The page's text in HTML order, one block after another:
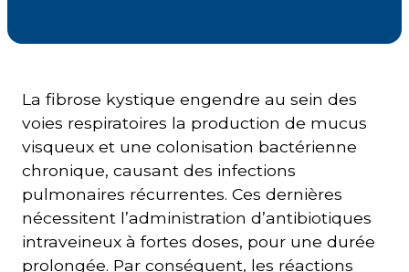
La fibrose kystique engendre au sein des
voies respiratoires la production de mucus
visqueux et une colonisation bactérienne
chronique, causant des infections
pulmonaires récurrentes. Ces dernières
nécessitent l’administration d’antibiotiques
intraveineux à fortes doses, pour une durée
prolongée. Par conséquent, les réactions
la
M'inscrire